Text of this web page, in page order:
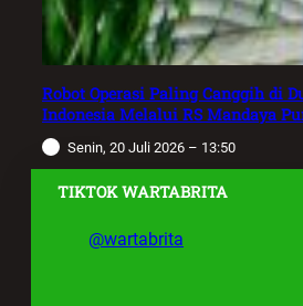
Robot Operasi Paling Canggih di
Indonesia Melalui RS Mandaya
Senin, 20 Juli 2026 – 13:50
TIKTOK WARTABRITA
@wartabrita